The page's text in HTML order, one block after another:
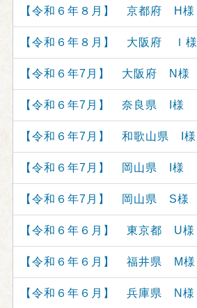
【令和６年８月】 京都府 H様
【令和６年８月】 大阪府 Ｉ様
【令和６年7月】 大阪府 N様
【令和６年7月】 奈良県 I様
【令和６年7月】 和歌山県 I様
【令和６年7月】 岡山県 I様
【令和６年7月】 岡山県 S様
【令和６年６月】 東京都 U様
【令和６年６月】 福井県 M様
【令和６年６月】 兵庫県 N様